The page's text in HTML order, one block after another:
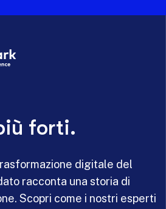
forti.
digitale del
racconta una storia di
Scopri come i nostri esperti